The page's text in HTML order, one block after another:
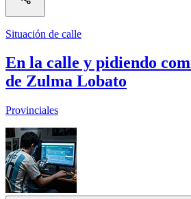
Situación de calle
En la calle y pidiendo
de Zulma Lobato
Provinciales